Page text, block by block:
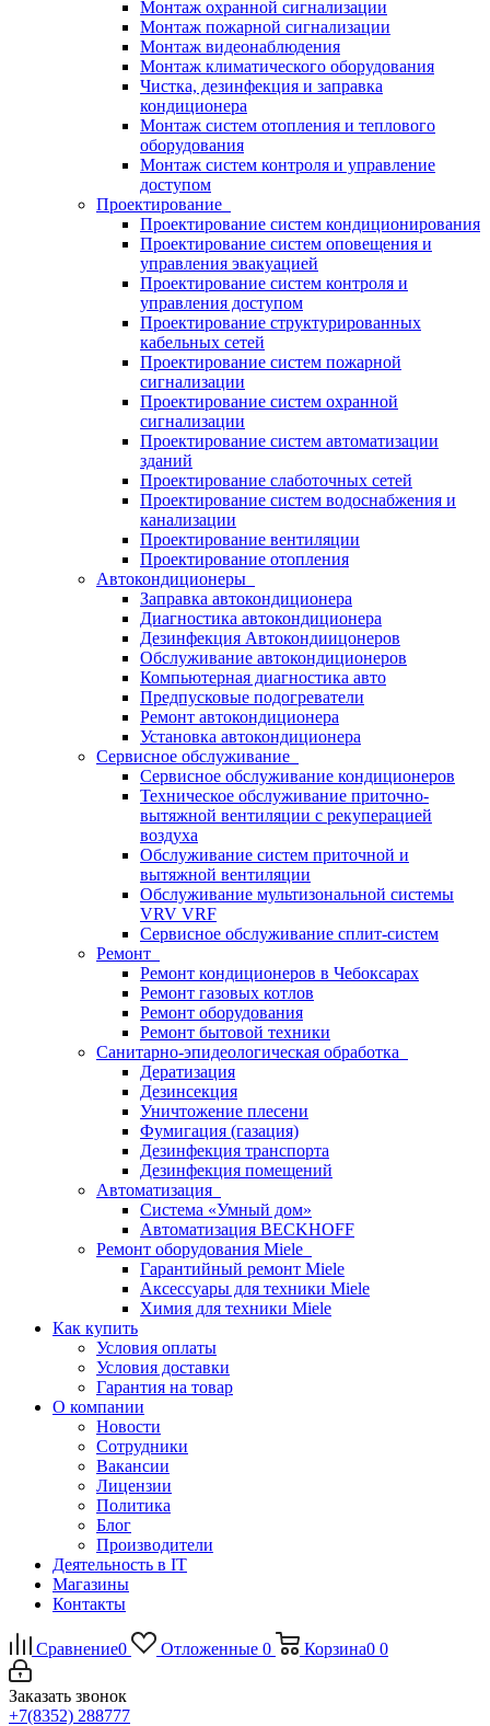
Монтаж охранной сигнализации
Монтаж пожарной сигнализации
Монтаж видеонаблюдения
Монтаж климатического оборудования
Чистка, дезинфекция и заправка
кондиционера
Монтаж систем отопления и теплового
оборудования
Монтаж систем контроля и управление
доступом
Проектирование
Проектирование систем кондиционирования
Проектирование систем оповещения и
управления эвакуацией
Проектирование систем контроля и
управления доступом
Проектирование структурированных
кабельных сетей
Проектирование систем пожарной
сигнализации
Проектирование систем охранной
сигнализации
Проектирование систем автоматизации
зданий
Проектирование слаботочных сетей
Проектирование систем водоснабжения и
канализации
Проектирование вентиляции
Проектирование отопления
Автокондиционеры
Заправка автокондиционера
Диагностика автокондиционера
Дезинфекция Автокондиицонеров
Обслуживание автокондиционеров
Компьютерная диагностика авто
Предпусковые подогреватели
Ремонт автокондиционера
Установка автокондиционера
Сервисное обслуживание
Сервисное обслуживание кондиционеров
Техническое обслуживание приточно-
вытяжной вентиляции с рекуперацией
воздуха
Обслуживание систем приточной и
вытяжной вентиляции
Обслуживание мультизональной системы
VRV VRF
Сервисное обслуживание сплит-систем
Ремонт
Ремонт кондиционеров в Чебоксарах
Ремонт газовых котлов
Ремонт оборудования
Ремонт бытовой техники
Санитарно-эпидеологическая обработка
Дератизация
Дезинсекция
Уничтожение плесени
Фумигация (газация)
Дезинфекция транспорта
Дезинфекция помещений
Автоматизация
Система «Умный дом»
Автоматизация BECKHOFF
Ремонт оборудования Miele
Гарантийный ремонт Miele
Аксессуары для техники Miele
Химия для техники Miele
Как купить
Условия оплаты
Условия доставки
Гарантия на товар
О компании
Новости
Сотрудники
Вакансии
Лицензии
Политика
Блог
Производители
Деятельность в IT
Магазины
Контакты
Сравнение0 Отложенные 0 Корзина0 0
Заказать звонок
+7(8352) 288777